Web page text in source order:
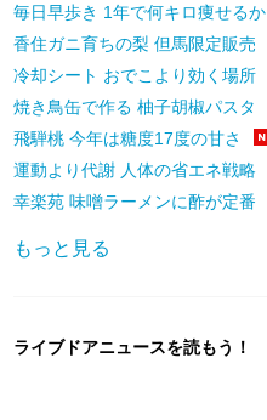
毎日早歩き 1年で何キロ痩せるか
香住ガニ育ちの梨 但馬限定販売
冷却シート おでこより効く場所
焼き鳥缶で作る 柚子胡椒パスタ
飛騨桃 今年は糖度17度の甘さ
運動より代謝 人体の省エネ戦略
幸楽苑 味噌ラーメンに酢が定番
もっと見る
ライブドアニュースを読もう！